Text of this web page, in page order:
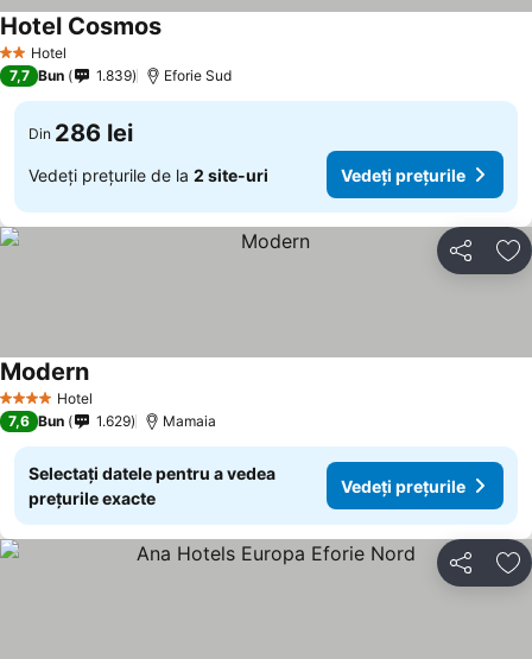
2 SteleHotel
Hotel Cosmos
7,7 Bun 1.839 Eforie Sud
Din 286 lei
Vedeți prețurile de la 2 site-uri Vedeți prețurile
Distribuiți
4 Stele Hotel
Modern
7,6 Bun 1.629 Mamaia
Selectați datele pentru a vedea
prețurile exacte
Vedeți prețurile
Distribuiți